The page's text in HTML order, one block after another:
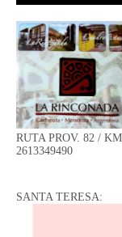
RUTA PROV. 82 /
2613349490
SANTA TERESA: